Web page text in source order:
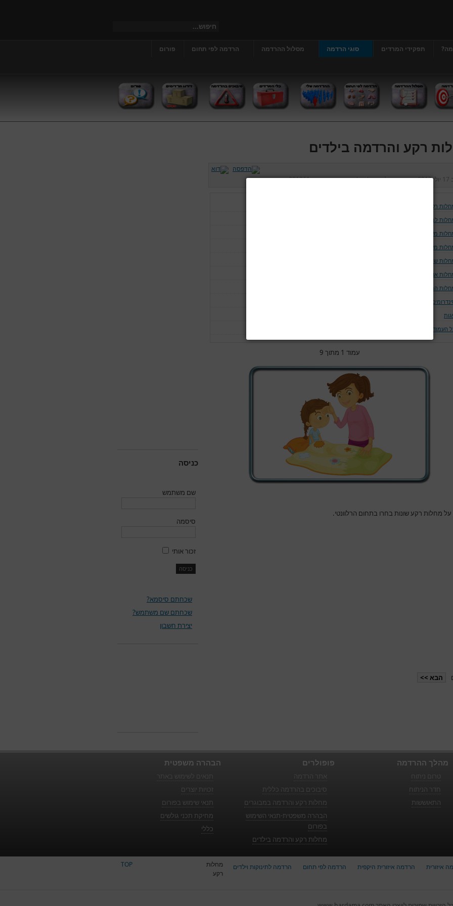
תפקידי המרדים סוגי הרדמה מסלול ההרדמה הרדמה לפי תחום
פורום
רקע והרדמה בילדים
17 יולי 2013 נכתב על ידידר' גרג'י יונתן כניסות:381361
רקע והרדמה בילדים
לב וכלי דם
מערכת הנשימה
מערכת העצבים
שריר
אנדוקריניות
המאטולוגיות
העמודים
עמוד 1 מתוך 9
על מחלות רקע שונות בחרו בתחום הרלוונטי.
הבא >>
כניסה
שם משתמש
סיסמה
זכור אותי
שכחתם סיסמא?
שכחתם שם משתמש?
יצירת חשבון
הבהרה משפטית
זכויות יוצרים
תנאי שימוש בפורום
מחיקת תכני גולשים
כללי
פופולרים
סיבוכים בהרדמה כללית
מחלות רקע והרדמה במבוגרים
הבהרה משפטית-תנאי השימוש
בפורום
מחלות רקע והרדמה בילדים
מהלך ההרדמה
חדר הניתוח
התאוששות
איזורית הרדמה איזורית היקפית הרדמה לפי תחום הרדמה לתינוקות וילדים
מחלות
רקע
TOP